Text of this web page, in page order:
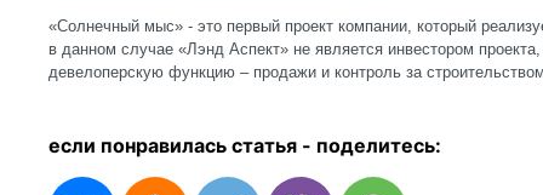
«Солнечный мыс» - это первый проект компании, который
в данном случае «Лэнд Аспект» не является инвестором
девелоперскую функцию – продажи и контроль за
если понравилась статья - поделитесь: